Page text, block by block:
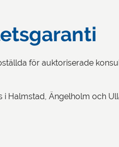
för auktoriserade
i Halmstad, Ängelholm och